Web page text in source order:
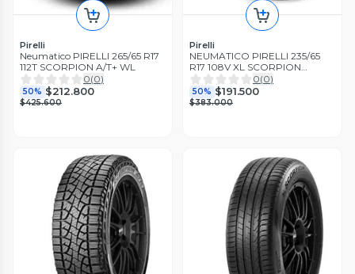
Pirelli
Neumatico PIRELLI 265/65 R17
112T SCORPION A/T+ WL
0(0)
50% $212.800
$425.600
Pirelli
NEUMATICO PIRELLI 235/65
R17 108V XL SCORPION
VERDE
0(0)
50% $191.500
$383.000